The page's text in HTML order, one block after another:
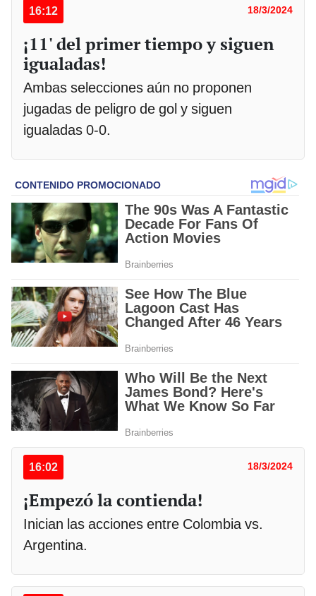
16:12 18/3/2024
¡11' del primer tiempo y siguen
igualadas!
Ambas selecciones aún no proponen
jugadas de peligro de gol y siguen
igualadas 0-0.
16:02 18/3/2024
¡Empezó la contienda!
Inician las acciones entre Colombia vs.
Argentina.